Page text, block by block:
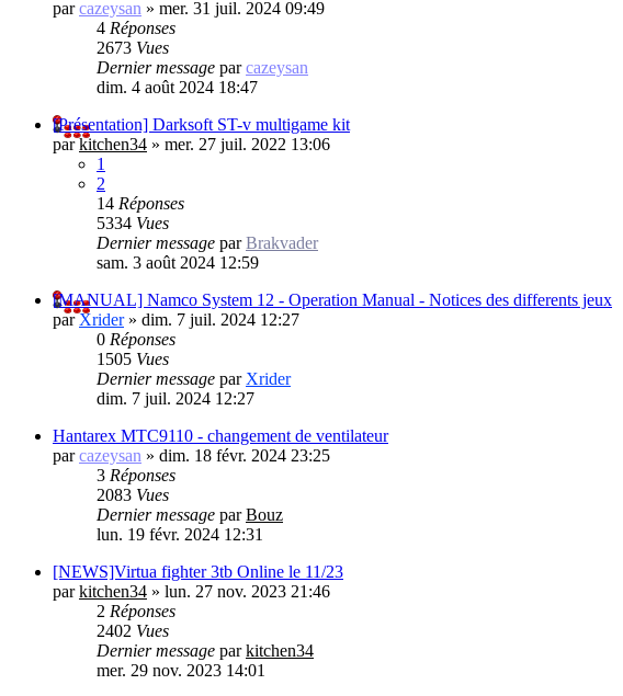
parcazeysan » mer. 31 juil. 2024 09:49
4 Réponses
2673 Vues
Dernier message parcazeysan
dim. 4 août 2024 18:47
[Présentation] Darksoft ST-v multigame kit
parkitchen34 » mer. 27 juil. 2022 13:06
1
2
14 Réponses
5334 Vues
Dernier message parBrakvader
sam. 3 août 2024 12:59
[MANUAL] Namco System 12 - Operation Manual - Notices des differents jeux
parXrider» dim. 7 juil. 2024 12:27
0 Réponses
1505 Vues
Dernier message par Xrider
dim. 7 juil. 2024 12:27
Hantarex MTC9110 - changement de ventilateur
parcazeysan » dim. 18 févr. 2024 23:25
3 Réponses
2083 Vues
Dernier message parBouz
lun. 19 févr. 2024 12:31
[NEWS]Virtua fighter 3tb Online le 11/23
parkitchen34 » lun. 27 nov. 2023 21:46
2 Réponses
2402 Vues
Dernier message parkitchen34
mer. 29 nov. 2023 14:01